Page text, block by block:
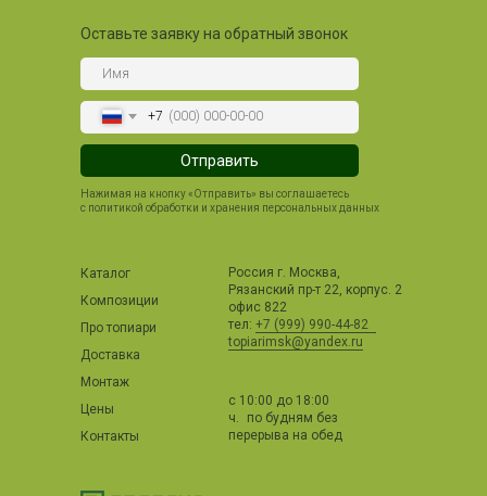
Оставьте заявку на обратный звонок
+7
Отправить
Нажимая на кнопку «Отправить» вы соглашаетесь
с политикой обработки и хранения персональных данных
Каталог
Композиции
Про топиари
Доставка
Монтаж
Цены
Контакты
с 10:00 до 18:00
ч. по будням без
перерыва на обед
Россия г. Москва,
Рязанский пр-т 22, корпус. 2
офис 822
тел: +7 (999) 990-44-82
topiarimsk@yandex.ru